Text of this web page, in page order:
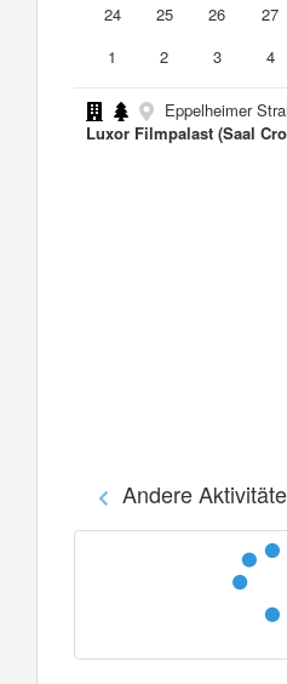
24
25 26 27
1
2 3 4
Eppelheimer
Luxor Filmpalast (Saal
Andere